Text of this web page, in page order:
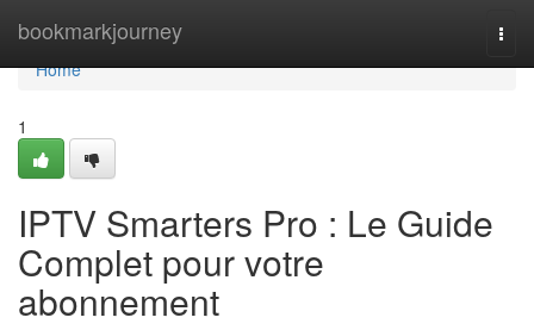
bookmarkjourney
Home
Home
1
IPTV Smarters Pro : Le Guide
Complet pour votre
abonnement